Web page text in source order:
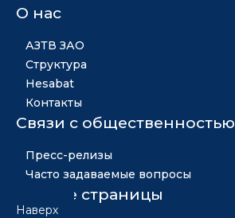
О нас
АЗТВ ЗАО
Структура
Hesabat
Контакты
Связи с общественностью
Пресс-релизы
Часто задаваемые вопросы
Другие страницы
Наверх